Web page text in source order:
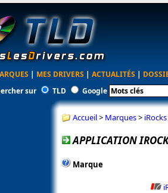
| MES DRIVERS | ACTUALITÉS |
sur
TLD Google
Accueil> Marques> iRocks
APPLICATION
Marque